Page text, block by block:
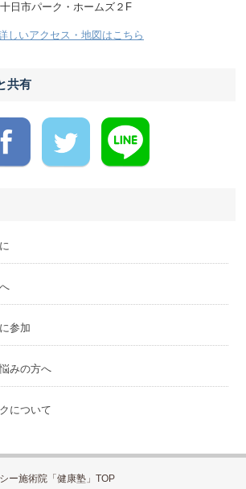
十日市パーク・ホームズ２F
しいアクセス・地図はこちら
共有
参加
みの方へ
について
ー施術院「健康塾」TOP